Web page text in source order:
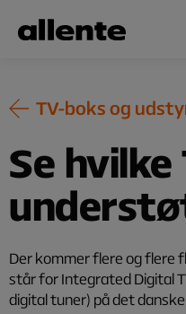
TV-boks og
Se hvilke
Der kommer flere og flere
står for Integrated Digital
digital tuner) på det